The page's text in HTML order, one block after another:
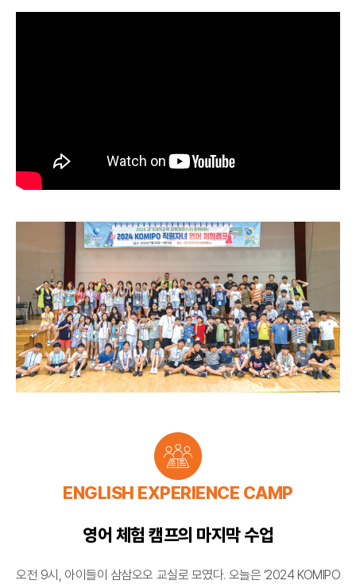
ENGLISH EXPERIENCE CAMP
영어 체험 캠프의 마지막 수업
오전 9시, 아이들이 삼삼오오 교실로 모였다. 오늘은 ‘2024 KOMIPO